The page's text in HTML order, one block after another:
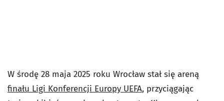
W środę 28 maja 2025 roku Wrocław stał się areną
finału Ligi Konferencji Europy UEFA, przyciągając